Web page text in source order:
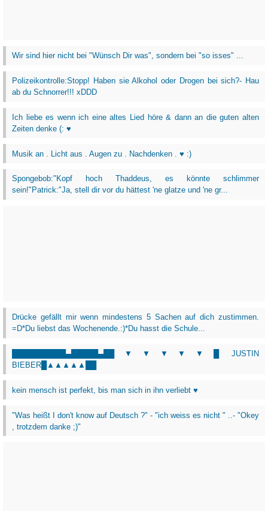
Wir sind hier nicht bei "Wünsch Dir was", sondern bei "so isses" ...
Polizeikontrolle:Stopp! Haben sie Alkohol oder Drogen bei sich?- Hau
ab du Schnorrer!!! xDDD
Ich liebe es wenn ich eine altes Lied höre & dann an die guten alten
Zeiten denke (: ♥
Musik an . Licht aus . Augen zu . Nachdenken . ♥ :)
Spongebob:"Kopf hoch Thaddeus, es könnte schlimmer
sein!"Patrick:"Ja, stell dir vor du hättest 'ne glatze und 'ne gr...
Drücke gefällt mir wenn mindestens 5 Sachen auf dich zustimmen.
=D*Du liebst das Wochenende.:)*Du hasst die Schule...
██████████▄█████▄██▼▼▼▼▼█ JUSTIN
BIEBER█▲▲▲▲▲██
kein mensch ist perfekt, bis man sich in ihn verliebt ♥
"Was heißt I don't know auf Deutsch ?" - "ich weiss es nicht " ..- "Okey
, trotzdem danke ;)"